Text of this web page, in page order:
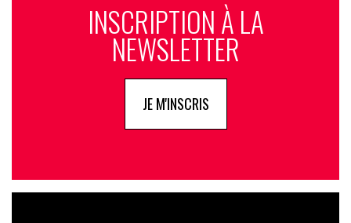
INSCRIPTION À LA
NEWSLETTER
JE M'INSCRIS